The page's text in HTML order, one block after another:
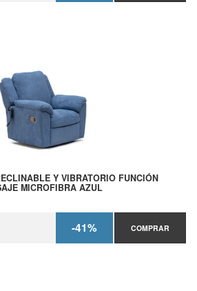
Y VIBRATORIO FUNCIÓN
MICROFIBRA AZUL
-41% COMPRAR